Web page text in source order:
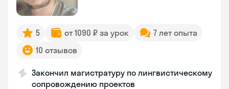
5 от 1090 ₽ за урок
7 лет опыта
10 отзывов
Закончил магистратуру по лингвистическому
сопровождению проектов